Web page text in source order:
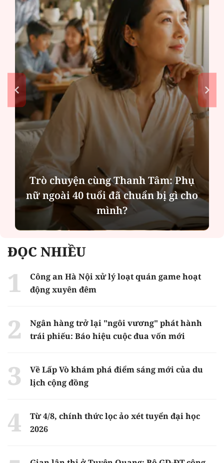
Trò chuyện cùng Thanh Tâm: Phụ
nữ ngoài 40 tuổi đã chuẩn bị gì cho
mình?
ĐỌC NHIỀU
Công an Hà Nội xử lý loạt quán game hoạt
động xuyên đêm
Ngân hàng trở lại "ngôi vương" phát hành
trái phiếu: Báo hiệu cuộc đua vốn mới
Về Lấp Vò khám phá điểm sáng mới của du
lịch cộng đồng
Từ 4/8, chính thức lọc ảo xét tuyển đại học
2026